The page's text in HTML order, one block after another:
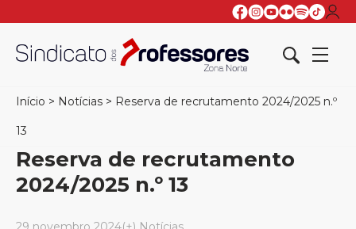
Início > Notícias > Reserva de recrutamento 2024/2025 n.º
13
Reserva de recrutamento
2024/2025 n.º 13